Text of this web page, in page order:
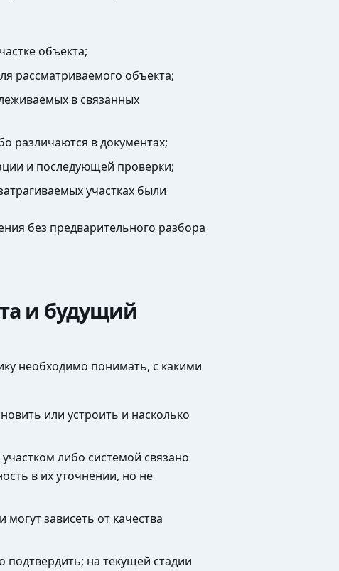
объекта;
рассматриваемого объекта;
в связанных
различаются в документах;
и последующей проверки;
участках были
без предварительного разбора
и будущий
необходимо понимать, с какими
или устроить и насколько
либо системой связано
в их уточнении, но не
зависеть от качества
подтвердить; на текущей стадии